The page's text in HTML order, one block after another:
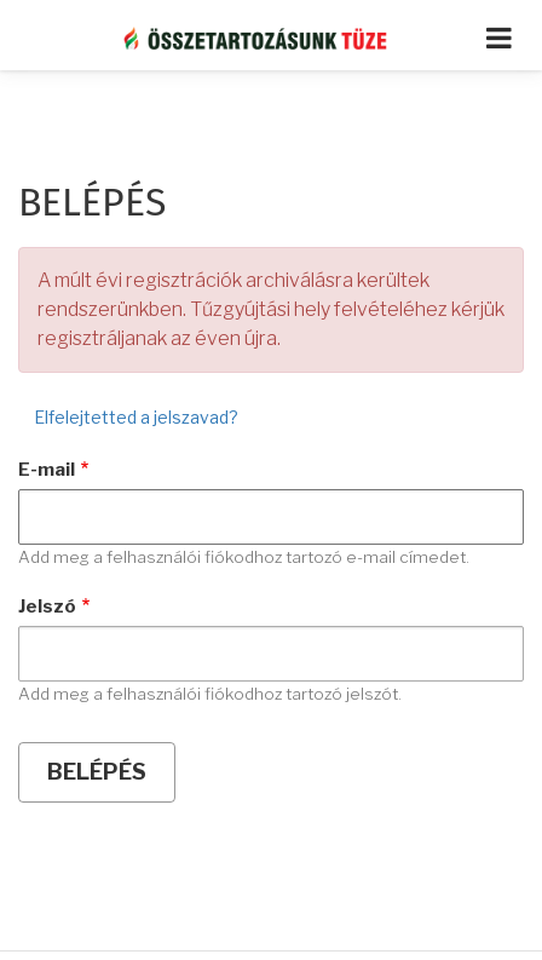
tartalomra
BELÉPÉS
A múlt évi regisztrációk archiválásra kerültek
rendszerünkben. Tűzgyújtási hely felvételéhez kérjük
regisztráljanak az éven újra.
Elfelejtetted a jelszavad?
E-mail
Add meg a felhasználói fiókodhoz tartozó e-mail címedet.
Jelszó
Add meg a felhasználói fiókodhoz tartozó jelszót.